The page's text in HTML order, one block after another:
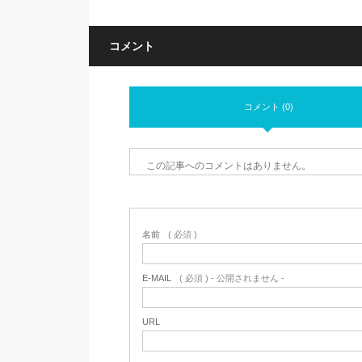
コメント
コメント (0)
この記事へのコメントはありません。
名前 ( 必須 )
E-MAIL ( 必須 ) - 公開されません -
URL